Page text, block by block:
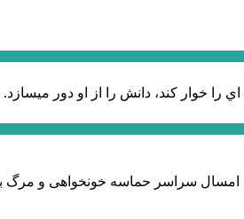
اي را خوار كند، دانش را از او دور میسازد.